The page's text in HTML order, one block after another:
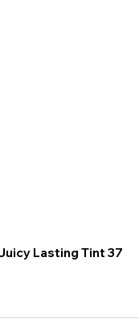
Lasting Tint 37